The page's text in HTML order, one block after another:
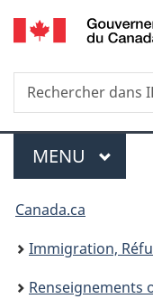
Rechercher
dans
Menu
MENU
Vous
êtes
ici :
Canada.ca
Immigration,
Renseignements